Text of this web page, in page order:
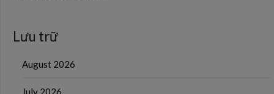
Lưu trữ
August 2026
July 2026